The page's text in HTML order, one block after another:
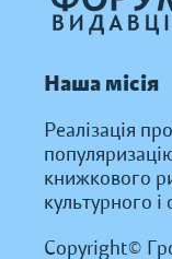
Наша місія
Реалізація
книжкового
культурного і
Copyright©